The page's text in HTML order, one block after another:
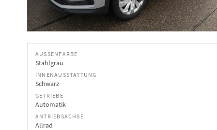
AUSSENFARBE
Stahlgrau
INNENAUSSTATTUNG
Schwarz
GETRIEBE
Automatik
ANTRIEBSACHSE
Allrad